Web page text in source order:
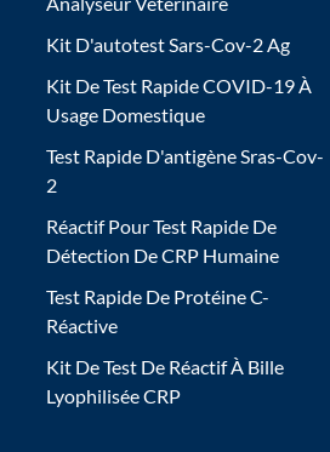
Kit D'autotest Sars-Cov-2 Ag
Kit De Test Rapide COVID-19 À
Usage Domestique
Test Rapide D'antigène Sras-Cov-
2
Réactif Pour Test Rapide De
Détection De CRP Humaine
Test Rapide De Protéine C-
Réactive
Kit De Test De Réactif À Bille
Lyophilisée CRP